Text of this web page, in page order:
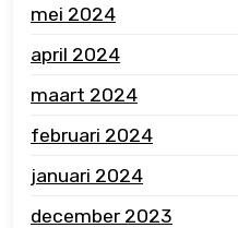
mei 2024
april 2024
maart 2024
februari 2024
januari 2024
december 2023